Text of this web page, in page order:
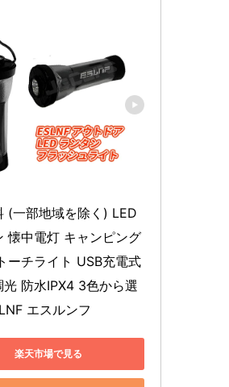
(一部地域を除く) LED
懐中電灯 キャンピング
ーチライト USB充電式
光 防水IPX4 3色から選
エスルンフ
楽天市場で見る